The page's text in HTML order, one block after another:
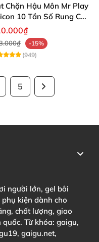
Chặn Hậu Môn Mr Play
10 Tần Số Rung Cao
-15%
(949)
5
người lớn, gel bôi
kiện dành cho
chất lượng, giao
Từ khóa: gaigu,
gaigu.net,